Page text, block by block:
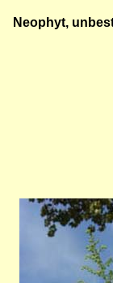
Neophyt,
Bild